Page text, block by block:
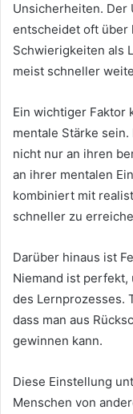
Unsicherheiten. Der
entscheidet oft über
Schwierigkeiten als
meist schneller
Ein wichtiger Faktor
mentale Stärke
nicht nur an ihren
an ihrer mentalen
kombiniert mit
schneller zu
Darüber hinaus ist
Niemand ist perfekt,
des Lernprozesses.
dass man aus
gewinnen kann.
Diese Einstellung
Menschen von